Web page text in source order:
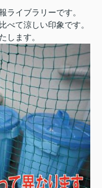
ライブラリーです。
べて涼しい印象です。
します。